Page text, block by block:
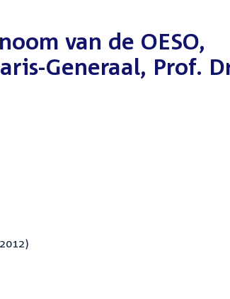
van de OESO,
Generaal, Prof.